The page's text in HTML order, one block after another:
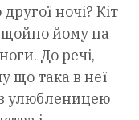
ночі? Кіт
щойно йому на
До речі,
що така в неї
улюбленицею